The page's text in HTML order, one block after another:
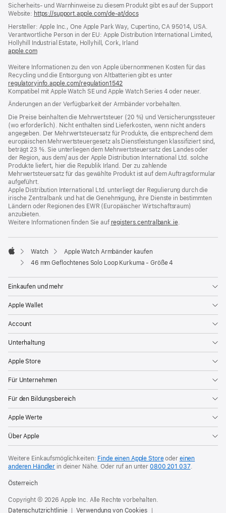
Sicherheits- und Warnhinweise zu diesem Produkt gibt es auf der Support
Website: https://support.apple.com/de-at/docs(öffnet
neues
Fenster)
Hersteller: Apple Inc., One Apple Park Way, Cupertino, CA 95014, USA.
Verantwortliche Person in der EU: Apple Distribution International Limited,
Hollyhill Industrial Estate, Hollyhill, Cork, Irland
apple.com(öffnet
neues
Fenster)
Weitere Informationen zu den von Apple übernommenen Kosten für das
Recycling und die Entsorgung von Altbatterien gibt es unter
regulatoryinfo.apple.com/regulation1542
ein
neues
Fenster)
Kompatibel mit Apple Watch SE und Apple Watch Series 4 oder neuer.
Änderungen an der Verfügbarkeit der Armbänder vorbehalten.
Die Preise beinhalten die Mehrwertsteuer (20 %) und Versicherungssteuer
(wo erforderlich). Nicht enthalten sind Lieferkosten, wenn nicht anders
angegeben. Der Mehrwertsteuersatz für Produkte, die entsprechend dem
europäischen Mehrwertsteuergesetz als Dienstleistungen klassifiziert sind,
beträgt 23 %. Sie unterliegen dem Mehrwertsteuersatz des Landes oder
der Region, aus dem/ aus der Apple Distribution International Ltd. solche
Produkte liefert, hier die Republik Irland. Der zu zahlende
Mehrwertsteuersatz für das gewählte Produkt ist auf dem Auftragsformular
aufgeführt.
Apple Distribution International Ltd. unterliegt der Regulierung durch die
irische Zentralbank und hat die Genehmigung, ihre Dienste in bestimmten
Ländern oder Regionen des EWR (Europäischer Wirtschaftsraum)
anzubieten.
Weitere Informationen finden Sie auf registers.centralbank.ie(Öffnet
neues
.
Apple
Watch
Apple Watch Armbänder kaufen
46 mm Geflochtenes Solo Loop Kurkuma - Größe 4
Einkaufen und mehr
Apple Wallet
Account
Unterhaltung
Apple Store
Für Unternehmen
Für den Bildungsbereich
Apple Werte
Über Apple
Weitere Einkaufsmöglichkeiten: Finde einen Apple Storeoder einen
anderen Händler in deiner Nähe. Oder ruf an unter0800 201 037.
Österreich
Copyright © 2026 Apple Inc. Alle Rechte vorbehalten.
Datenschutzrichtlinie
Verwendung von Cookies